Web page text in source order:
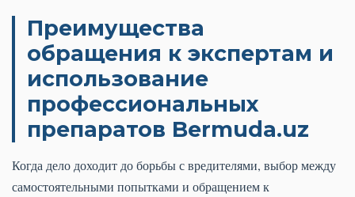
Преимущества
обращения к экспертам и
использование
профессиональных
препаратов Bermuda.uz
Когда дело доходит до борьбы с вредителями, выбор между
самостоятельными попытками и обращением к